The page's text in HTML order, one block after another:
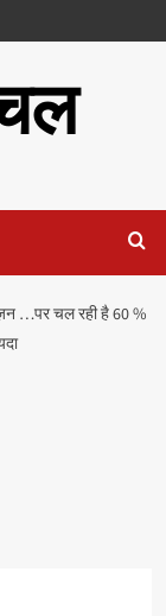
…पर चल रही है 60 %